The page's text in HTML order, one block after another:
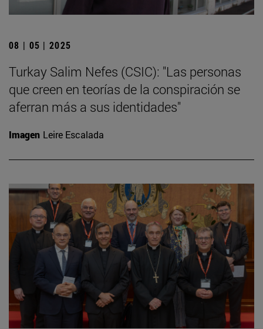
08 | 05 | 2025
Turkay Salim Nefes (CSIC): "Las personas
que creen en teorías de la conspiración se
aferran más a sus identidades"
Imagen Leire Escalada